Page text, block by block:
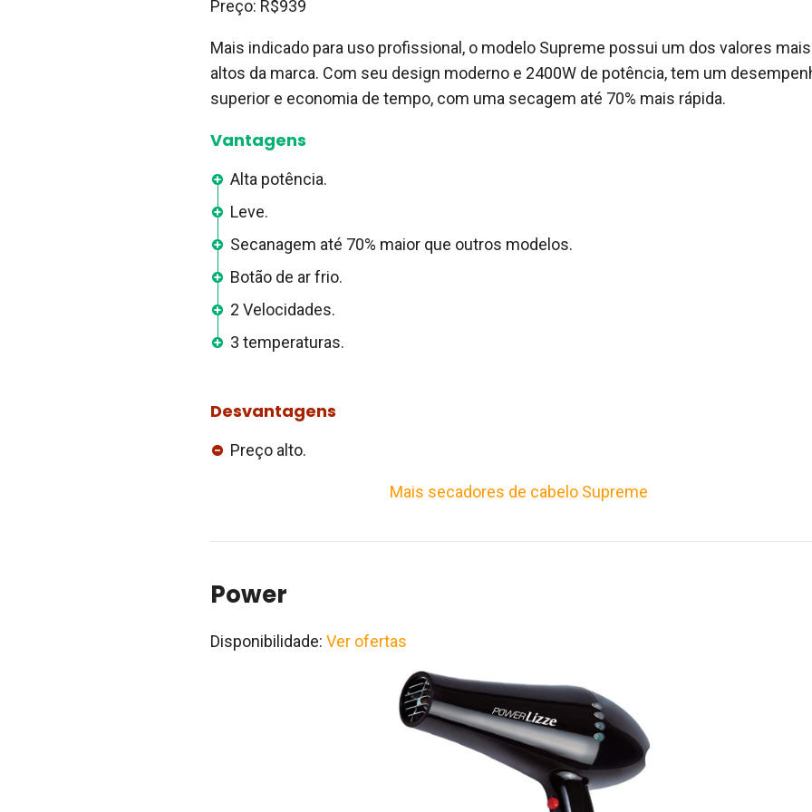
Preço: R$939
Mais indicado para uso profissional, o modelo Supreme possui um dos valores mais
altos da marca. Com seu design moderno e 2400W de potência, tem um
superior e economia de tempo, com uma secagem até 70% mais rápida.
Vantagens
Alta potência.
Leve.
Secanagem até 70% maior que outros modelos.
Botão de ar frio.
2 Velocidades.
3 temperaturas.
Desvantagens
Preço alto.
Mais secadores de cabelo Supreme
Power
Disponibilidade: Ver ofertas